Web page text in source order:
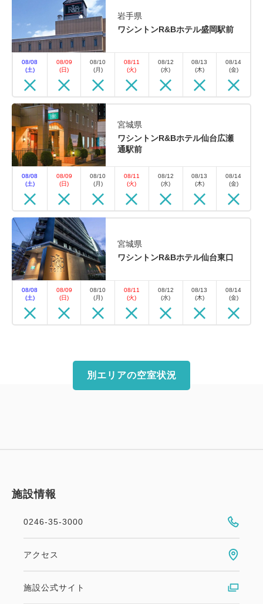
岩手県
ワシントンR&Bホテル盛岡駅前
08/08
(土)
08/09
(日)
08/10
(月)
08/11
(火)
08/12
(水)
08/13
(木)
08/14
(金)
宮城県
ワシントンR&Bホテル仙台広瀬
通駅前
08/08
(土)
08/09
(日)
08/10
(月)
08/11
(火)
08/12
(水)
08/13
(木)
08/14
(金)
宮城県
ワシントンR&Bホテル仙台東口
08/08
(土)
08/09
(日)
08/10
(月)
08/11
(火)
08/12
(水)
08/13
(木)
08/14
(金)
別エリアの空室状況
施設情報
0246-35-3000
アクセス
施設公式サイト